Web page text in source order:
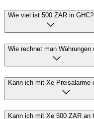
Wie viel ist 500 ZAR in GHC?
Wie rechnet man Währungen
Kann ich mit Xe Preisalarme
Kann ich mit Xe 500 ZAR an